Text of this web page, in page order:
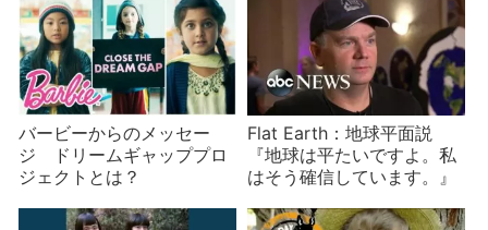
バービーからのメッセー
ジ ドリームギャッププロ
ジェクトとは？
Flat Earth：地球平面説
『地球は平たいですよ。私
はそう確信しています。』